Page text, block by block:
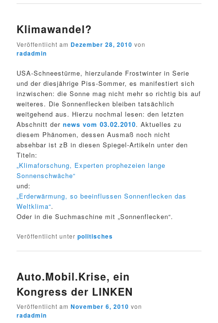
Klimawandel?
Veröffentlicht am Dezember 28, 2010 von
radadmin
USA-Schneestürme, hierzulande Frostwinter in Serie
und der diesjährige Piss-Sommer, es manifestiert sich
inzwischen: die Sonne mag nicht mehr so richtig bis auf
weiteres. Die Sonnenflecken bleiben tatsächlich
weitgehend aus. Hierzu nochmal lesen: den letzten
Abschnitt dernews vom 03.02.2010. Aktuelles zu
diesem Phänomen, dessen Ausmaß noch nicht
absehbar ist zB in diesen Spiegel-Artikeln unter den
Titeln:
„Klimaforschung, Experten prophezeien lange
Sonnenschwäche“
und:
„Erderwärmung, so beeinflussen Sonnenflecken das
Weltklima“.
Oder in die Suchmaschine mit „Sonnenflecken“.
Veröffentlicht unter politisches
Auto.Mobil.Krise, ein
Kongress der LINKEN
Veröffentlicht amNovember 6, 2010 von
radadmin